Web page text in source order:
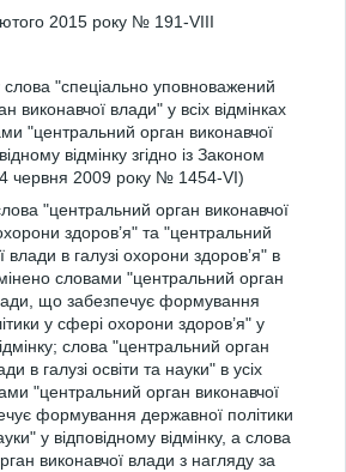
2015 року № 191-VIII
слова "спеціально уповноважений
виконавчої влади" у всіх відмінках
"центральний орган виконавчої
відмінку згідно із Законом
4 червня 2009 року № 1454-VI)
"центральний орган виконавчої
здоров’я" та "центральний
влади в галузі охорони здоров’я" в
словами "центральний орган
що забезпечує формування
у сфері охорони здоров’я" у
слова "центральний орган
в галузі освіти та науки" в усіх
"центральний орган виконавчої
формування державної політики
у відповідному відмінку, а слова
виконавчої влади з нагляду за